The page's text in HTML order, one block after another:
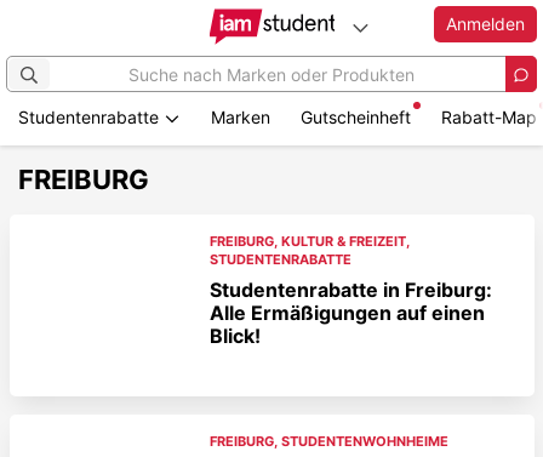
Anmelden
Studentenrabatte Marken Gutscheinheft Rabatt-Map
FREIBURG
FREIBURG, KULTUR & FREIZEIT,
STUDENTENRABATTE
Studentenrabatte in Freiburg:
Alle Ermäßigungen auf einen
Blick!
FREIBURG, STUDENTENWOHNHEIME